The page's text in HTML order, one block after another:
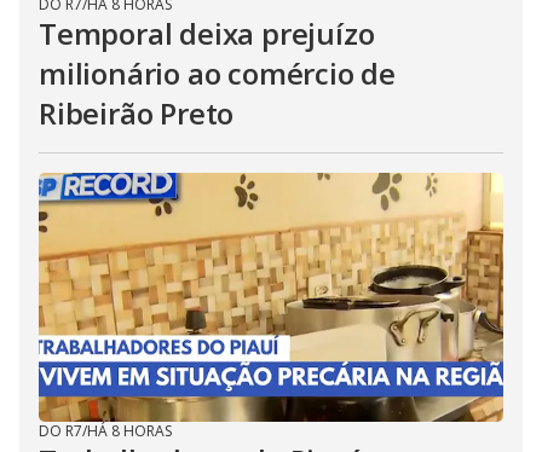
DO R7/HÁ 8 HORAS
Temporal deixa prejuízo
milionário ao comércio de
Ribeirão Preto
DO R7/HÁ 8 HORAS